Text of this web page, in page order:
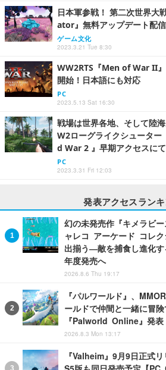
日本軍参戦！ 第二次世界
ator』無料アップデート配信
ゲーム文化
2023.3.21 Tue 8:30
WW2RTS『Men of War II
開始！日本語にも対応
PC
2023.5.13 Sat 16:30
戦場は世界各地、そして陸
W2ローグライクシュータ
d War 2 』早期アクセスにて
PC
2023.3.31 Fri 12:03
発表アクセスラン
幻の未発売作『キメラビ
ャレコ アーケード コレ
出揃う―敵を捕食し進化
年度発売へ
2026.8.6 Thu 19:17
『パルワールド』、
ールドで仲間と一緒に冒
『Palworld Online』発表
2026.8.3 Mon 13:17
『Valheim』9月9日正式